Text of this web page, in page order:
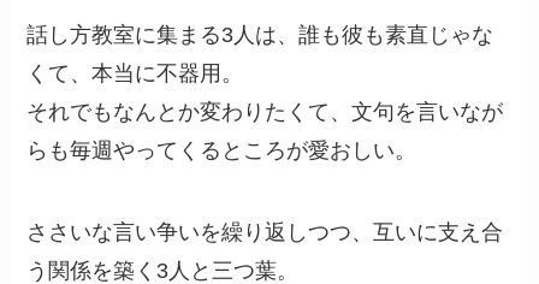
話し方教室に集まる3人は、誰も彼も素直じゃな
くて、本当に不器用。
それでもなんとか変わりたくて、文句を言いなが
らも毎週やってくるところが愛おしい。
ささいな言い争いを繰り返しつつ、互いに支え合
う関係を築く3人と三つ葉。